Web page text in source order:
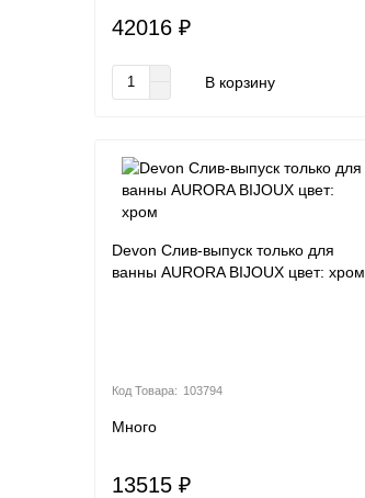
42016 ₽
В корзину
Devon Слив-выпуск только для
ванны AURORA BIJOUX цвет: хром
103794
Много
13515 ₽